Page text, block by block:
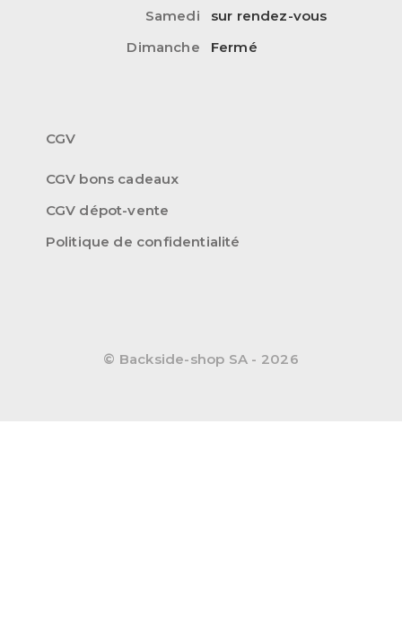
Samedi
sur rendez-vous
Dimanche
Fermé
CGV
CGV bons cadeaux
CGV dépot-vente
Politique de confidentialité
© Backside-shop SA - 2026